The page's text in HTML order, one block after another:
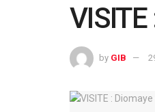
by GIB